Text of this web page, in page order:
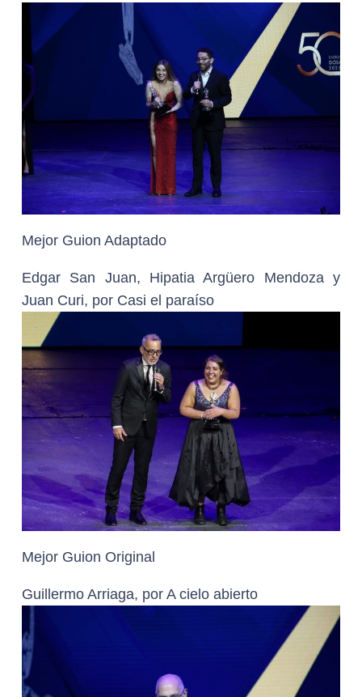
Mejor Guion Adaptado
Edgar San Juan, Hipatia Argüero Mendoza y
Juan Curi, por Casi el paraíso
Mejor Guion Original
Guillermo Arriaga, por A cielo abierto